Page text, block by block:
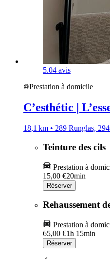
5.04 avis
Prestation à domicile
C’esthétic |
18,1 km • 289 Runglas,
Teinture des cils
Prestation à
15,00 €20min
Réserver
Rehaussement
Prestation à
65,00 €1h 15min
Réserver